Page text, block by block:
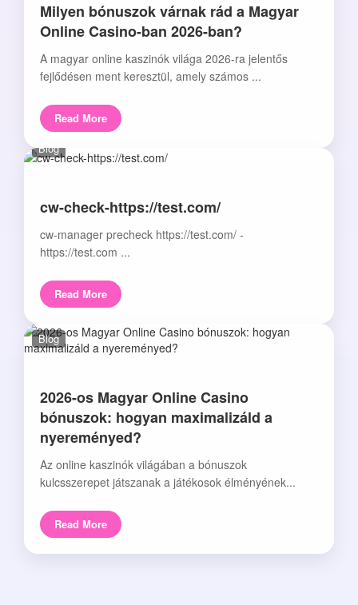
Milyen bónuszok várnak rád a Magyar
Online Casino-ban 2026-ban?
A magyar online kaszinók világa 2026-ra jelentős
fejlődésen ment keresztül, amely számos ...
Read More
Blog
cw-check-https://test.com/
cw-manager precheck https://test.com/ -
https://test.com ...
Read More
Blog
2026-os Magyar Online Casino
bónuszok: hogyan maximalizáld a
nyereményed?
Az online kaszinók világában a bónuszok
kulcsszerepet játszanak a játékosok élményének...
Read More